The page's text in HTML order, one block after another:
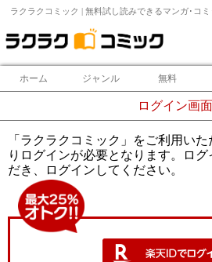
ラクラクコミック | 無料試し読みできるマンガ･コ
ホーム ジャンル 無料
ログイン画面
「ラクラクコミック」をご利用い
りログインが必要となります。ロ
だき、ログインしてください。